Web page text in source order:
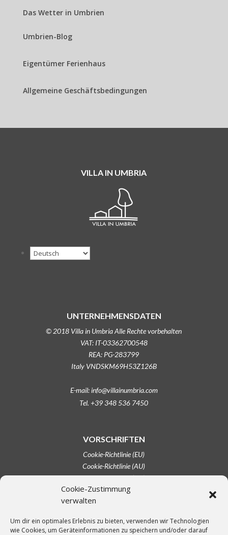
Cookie-Zustimmung
verwalten
Um dir ein optimales Erlebnis zu bieten, verwenden wir Technologien
wie Cookies, um Geräteinformationen zu speichern und/oder darauf
Das Wetter in Umbrien
Umbrien-Blog
Eigentümer Ferienhaus
Allgemeine Geschäftsbedingungen
VILLA IN UMBRIA
UNTERNEHMENSDATEN
© 2018 Villa in Umbria Alle Rechte vorbehalten
VAT: IT-03362700548
REA: PG-283799
Italy VNDSKM69H53Z126B
E-mail: info@villainumbria.com
Tel. +39 348 536 7450
VORSCHRIFTEN
Cookie-Richtlinie (EU)
Cookie-Richtlinie (AU)
Cookie-Richtlinie (CA)
Cookie-Richtlinie (UK)
Haftungsausschluss
Opt-out-Einstellungen